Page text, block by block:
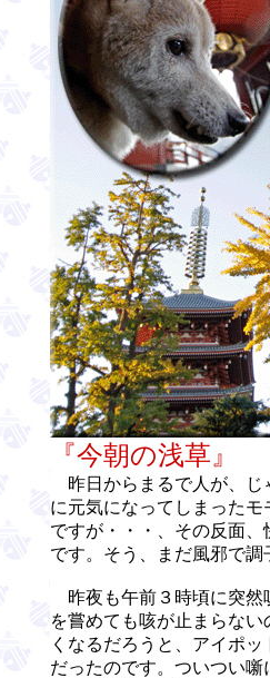
『今朝の
昨日からまるで人が、じ
に元気になってしまった
ですが・・・、その反面
です。そう、まだ風邪で
昨夜も午前３時頃に突然
を嘗めても咳が止まらな
くなるだろうと、アイポ
だったのです。ついつい